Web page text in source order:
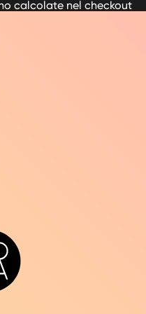
calcolate nel checkout